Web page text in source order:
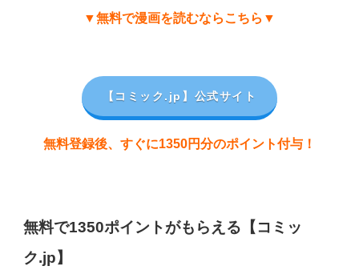
▼無料で漫画を読むならこちら▼
【コミック.jp 】公式サイト
無料登録後、すぐに1350円分のポイント付与！
無料で1350ポイントがもらえる【コミッ
ク.jp】